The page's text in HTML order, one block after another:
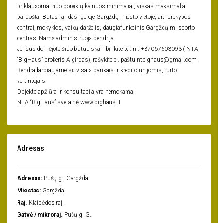
priklausomai nuo poreikių kainuos minimaliai, viskas maksimaliai
paruošta. Butas randasi geroje Gargždų miesto vietoje, arti prekybos
centrai, mokyklos, vaikų darželis, daugiafunkcinis Gargždų m. sporto
centras. Namą administruoja bendrija.
Jei susidomėjote šiuo butuu skambinkite tel. nr. +37067603093 ( NTA
“BigHaus” brokeris Algirdas), rašykite el. paštu ntbighaus@gmail.com
Bendradarbiaujame su visais bankais ir kredito unijomis, turto
vertintojais.
Objekto apžiūra ir konsultacija yra nemokama.
NTA “BigHaus” svetainė www.bighaus.lt
Adresas
Adresas: Pušų g., Gargždai
Miestas: Gargždai
Raj. Klaipėdos raj.
Gatvė / mikroraj. Pušų g. G.